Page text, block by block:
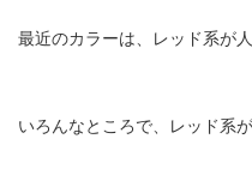
最近のカラーは、レッド系が
いろんなところで、レッド系